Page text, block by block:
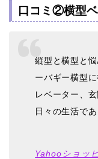
口コミ②横型
縦型と横型と
ーバギー横型
レベーター、
日々の生活であ
Yahooショッ